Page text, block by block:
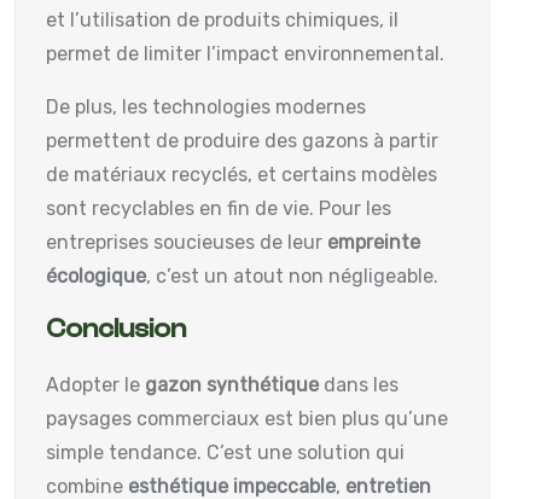
et l’utilisation de produits chimiques, il
permet de limiter l’impact environnemental.
De plus, les technologies modernes
permettent de produire des gazons à partir
de matériaux recyclés, et certains modèles
sont recyclables en fin de vie. Pour les
entreprises soucieuses de leur empreinte
écologique, c’est un atout non négligeable.
Conclusion
Adopter le gazon synthétique dans les
paysages commerciaux est bien plus qu’une
simple tendance. C’est une solution qui
combine esthétique impeccable, entretien